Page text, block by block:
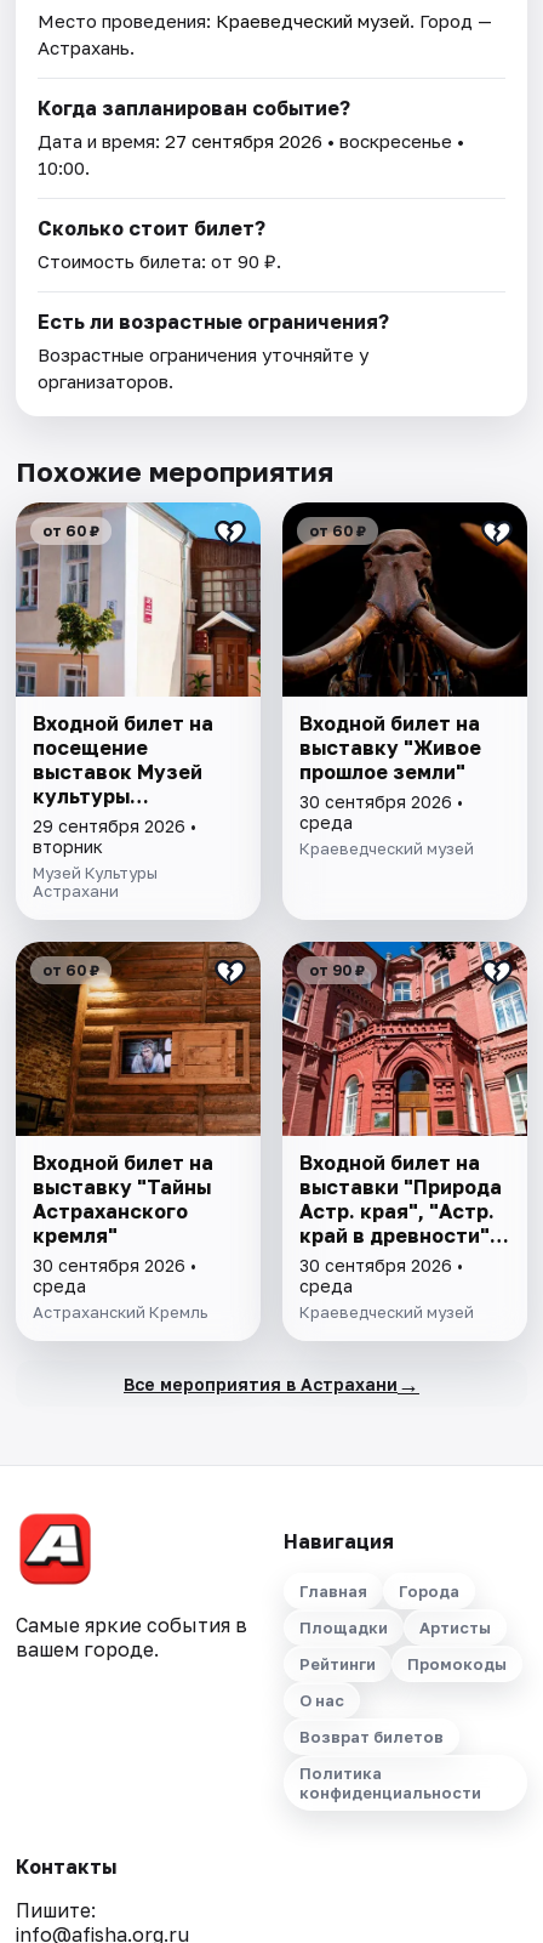
Место проведения: Краеведческий музей. Город —
Астрахань.
Когда запланирован событие?
Дата и время:27 сентября 2026 • воскресенье •
10:00.
Сколько стоит билет?
Стоимость билета: от 90 ₽.
Есть ли возрастные ограничения?
Возрастные ограничения уточняйте у
организаторов.
Похожие мероприятия
от 60 ₽
Входной билет на
посещение
выставок Музей
культуры
Астрахани
29 сентября 2026 •
вторник
Музей Культуры
Астрахани
от 60 ₽
Входной билет на
выставку "Живое
прошлое земли"
30 сентября 2026 •
среда
Краеведческий музей
от 60 ₽
Входной билет на
выставку "Тайны
Астраханского
кремля"
30 сентября 2026 •
среда
Астраханский Кремль
от 90 ₽
Входной билет на
выставки "Природа
Астр. края", "Астр.
край в древности",
"Заселение Астр.
края"
30 сентября 2026 •
среда
Краеведческий музей
Все мероприятия в Астрахани →
Самые яркие события в
вашем городе.
Навигация
Главная
Города
Площадки
Артисты
Рейтинги
Промокоды
О нас
Возврат билетов
Политика
конфиденциальности
Контакты
Пишите:
info@afisha.org.ru